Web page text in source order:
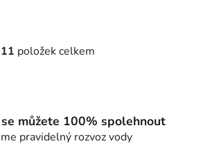
O
d
a
11 položek celkem
můžete 100% spolehnout
pravidelný rozvoz vody